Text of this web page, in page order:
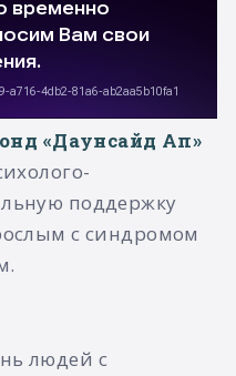
«Даунсайд Ап»
поддержку
с синдромом
людей с